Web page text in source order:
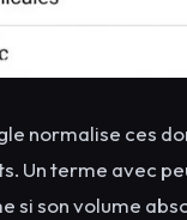
normalise ces
Un terme avec
si son volume